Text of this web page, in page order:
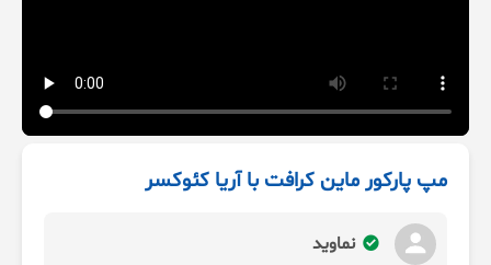
مپ پارکور ماین کرافت با آریا کئوکسر
نماوید